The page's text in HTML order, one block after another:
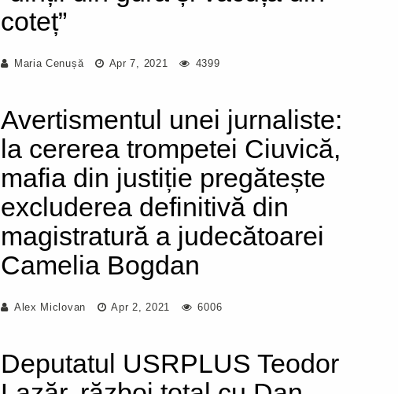
coteț”
Maria Cenușă Apr 7, 2021 4399
Avertismentul unei jurnaliste:
la cererea trompetei Ciuvică,
mafia din justiție pregătește
excluderea definitivă din
magistratură a judecătoarei
Camelia Bogdan
Alex Miclovan Apr 2, 2021 6006
Deputatul USRPLUS Teodor